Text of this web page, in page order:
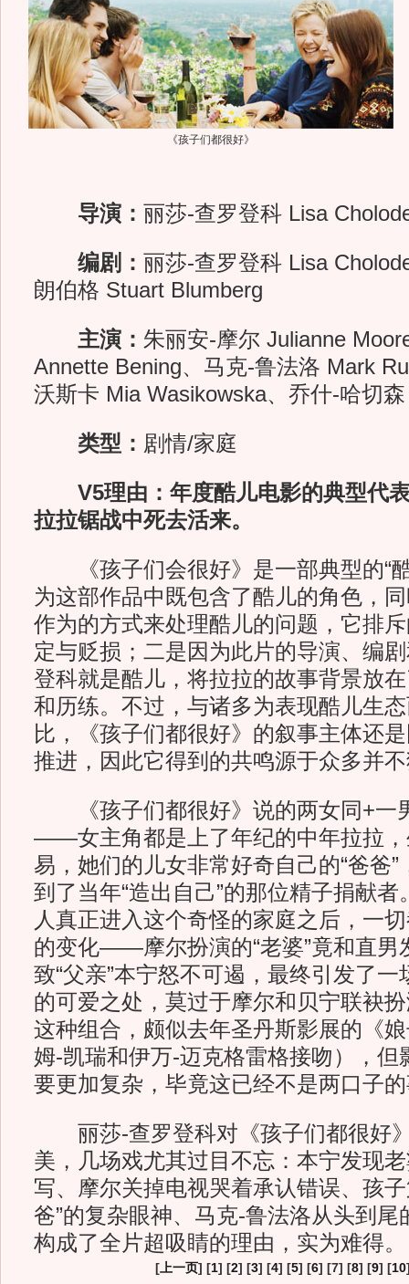
《孩子们都很好》
导演： 丽莎-查罗登科 Lisa
编剧： 丽莎-查罗登科 Lisa
朗伯格 Stuart Blumberg
主演： 朱丽安-摩尔 Julianne
Annette Bening、马克-鲁法洛 Mark
沃斯卡 Mia Wasikowska、乔什-哈切
类型： 剧情/家庭
V5理由：年度酷儿电影的典型代
拉拉锯战中死去活来。
《孩子们会很好》是一部典型的“
为这部作品中既包含了酷儿的角色，
作为的方式来处理酷儿的问题，它排
定与贬损；二是因为此片的导演、编
登科就是酷儿，将拉拉的故事背景放
和历练。不过，与诸多为表现酷儿生
比，《孩子们都很好》的叙事主体还
推进，因此它得到的共鸣源于众多并
《孩子们都很好》说的两女同+一
——女主角都是上了年纪的中年拉拉，
易，她们的儿女非常好奇自己的“爸爸
到了当年“造出自己”的那位精子捐献
人真正进入这个奇怪的家庭之后，一
的变化——摩尔扮演的“老婆”竟和直男
致“父亲”本宁怒不可遏，最终引发了
的可爱之处，莫过于摩尔和贝宁联袂
这种组合，颇似去年圣丹斯影展的《
姆-凯瑞和伊万-迈克格雷格接吻），但
要更加复杂，毕竟这已经不是两口子
丽莎-查罗登科对《孩子们都很好
美，几场戏尤其过目不忘：本宁发现
写、摩尔关掉电视哭着承认错误、孩
爸”的复杂眼神、马克-鲁法洛从头到
构成了全片超吸睛的理由，实为难得。
[ 上一页] [1] [2] [3] [4] [5] [6] [7] [8] [9] [10